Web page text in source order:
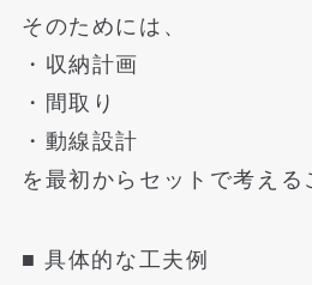
そのためには、
・収納計画
・間取り
・動線設計
を最初からセットで考える
■ 具体的な工夫例